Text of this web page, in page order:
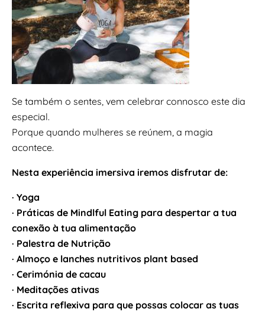
Se também o sentes, vem celebrar connosco este dia
especial.
Porque quando mulheres se reúnem, a magia
acontece.
Nesta experiência imersiva iremos disfrutar de:
· Yoga
· Práticas de Mindlful Eating para despertar a tua
conexão à tua alimentação
· Palestra de Nutrição
· Almoço e lanches nutritivos plant based
· Cerimónia de cacau
· Meditações ativas
· Escrita reflexiva para que possas colocar as tuas